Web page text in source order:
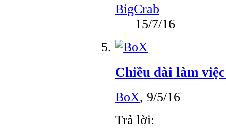
BigCrab
15/7/16
Chiều dài làm
BoX, 9/5/16
Trả lời: